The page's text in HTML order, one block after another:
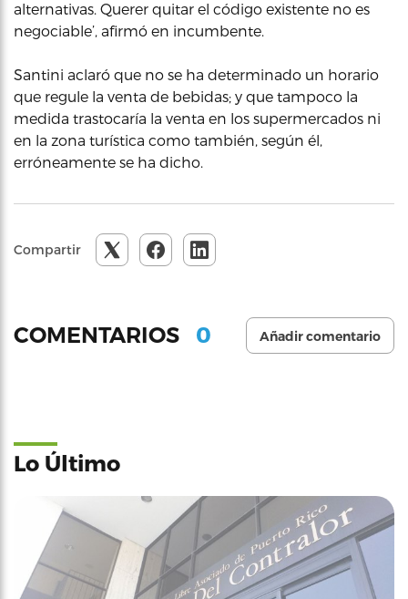
alternativas. Querer quitar el código existente no es
negociable’, afirmó en incumbente.
Santini aclaró que no se ha determinado un horario
que regule la venta de bebidas; y que tampoco la
medida trastocaría la venta en los supermercados ni
en la zona turística como también, según él,
erróneamente se ha dicho.
Compartir
COMENTARIOS 0 Añadir comentario
Lo Último